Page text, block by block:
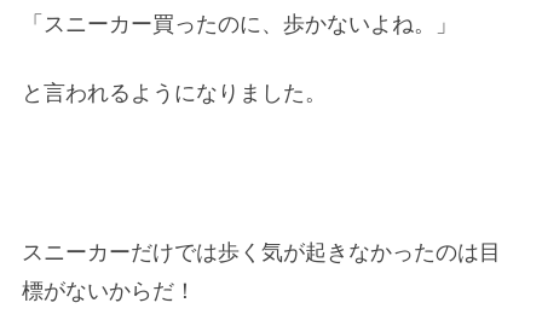
「スニーカー買ったのに、歩かないよね。」
と言われるようになりました。
スニーカーだけでは歩く気が起きなかったのは目
標がないからだ！